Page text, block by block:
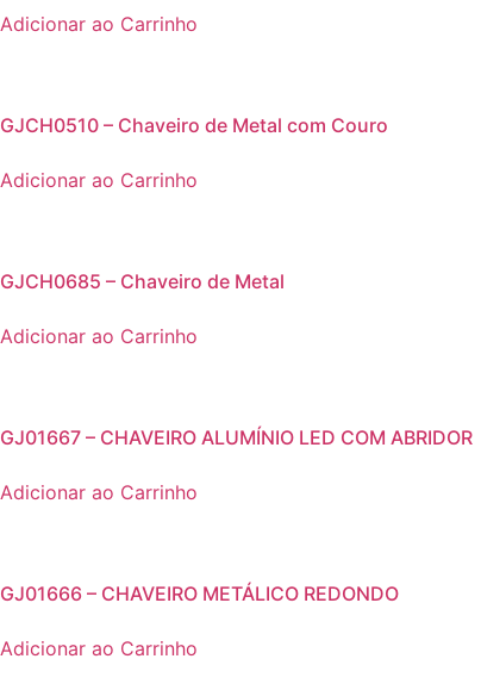
Adicionar ao Carrinho
GJCH0510 – Chaveiro de Metal com Couro
Adicionar ao Carrinho
GJCH0685 – Chaveiro de Metal
Adicionar ao Carrinho
GJ01667 – CHAVEIRO ALUMÍNIO LED COM ABRIDOR
Adicionar ao Carrinho
GJ01666 – CHAVEIRO METÁLICO REDONDO
Adicionar ao Carrinho